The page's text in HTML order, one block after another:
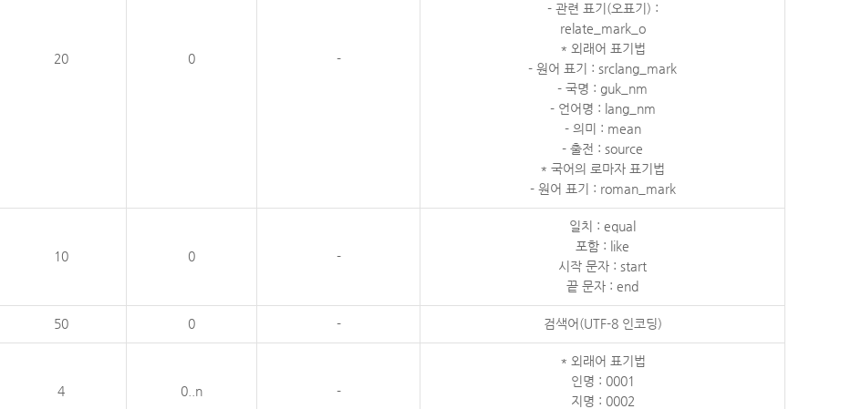
20 0 -
- 관련 표기(오표기) :
relate_mark_o
* 외래어 표기법
- 원어 표기 : srclang_mark
- 국명 : guk_nm
- 언어명 : lang_nm
- 의미 : mean
- 출전 : source
* 국어의 로마자 표기법
- 원어 표기 : roman_mark
10 0 -
일치 : equal
포함 : like
시작 문자 : start
끝 문자 : end
50 0 - 검색어(UTF-8 인코딩)
4 0..n -
* 외래어 표기법
인명 : 0001
지명 : 0002